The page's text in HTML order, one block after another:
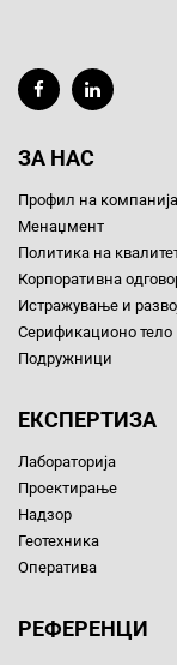
ЗА НАС
Профил на
Менаџмент
Политика на
Корпоративна
Истражување и
Серификационо тело
Подружници
ЕКСПЕРТИЗА
Лабораторија
Проектирање
Надзор
Геотехника
Оператива
РЕФЕРЕНЦИ